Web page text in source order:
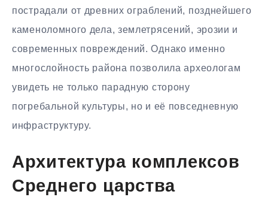
пострадали от древних ограблений, позднейшего
каменоломного дела, землетрясений, эрозии и
современных повреждений. Однако именно
многослойность района позволила археологам
увидеть не только парадную сторону
погребальной культуры, но и её повседневную
инфраструктуру.
Архитектура комплексов
Среднего царства